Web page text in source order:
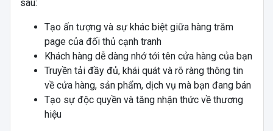
sau:
Tạo ấn tượng và sự khác biệt giữa hàng trăm
page của đối thủ cạnh tranh
Khách hàng dễ dàng nhớ tới tên cửa hàng của bạn
Truyền tải đầy đủ, khái quát và rõ ràng thông tin
về cửa hàng, sản phẩm, dịch vụ mà bạn đang bán
Tạo sự độc quyền và tăng nhận thức về thương
hiệu